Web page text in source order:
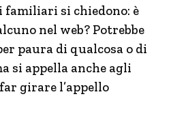
si chiedono: è
nel web? Potrebbe
paura di qualcosa o di
si appella anche agli
girare l’appello